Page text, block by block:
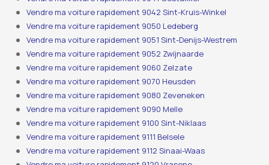
Vendre ma voiture rapidement 9042 Sint-Kruis-Winkel
Vendre ma voiture rapidement 9050 Ledeberg
Vendre ma voiture rapidement 9051 Sint-Denijs-Westrem
Vendre ma voiture rapidement 9052 Zwijnaarde
Vendre ma voiture rapidement 9060 Zelzate
Vendre ma voiture rapidement 9070 Heusden
Vendre ma voiture rapidement 9080 Zeveneken
Vendre ma voiture rapidement 9090 Melle
Vendre ma voiture rapidement 9100 Sint-Niklaas
Vendre ma voiture rapidement 9111 Belsele
Vendre ma voiture rapidement 9112 Sinaai-Waas